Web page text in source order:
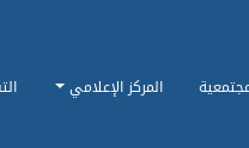
المركز الإعلامي